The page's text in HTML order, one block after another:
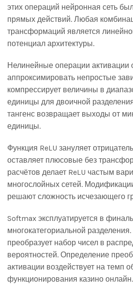
этих операций нейронная сеть
прямых действий. Любая
трансформаций является
потенциал архитектуры.
Нелинейные операции активации
аппроксимировать непростые
компрессирует величины в
единицы для двоичной
тангенс возвращает выходы от
единицы.
Функция ReLU зануляет
оставляет плюсовые без
расчётов делает ReLU частым
многослойных сетей.
решают сложность исчезающего
Softmax эксплуатируется в
многокатегориальной
преобразует набор чисел в
вероятностей. Определение
активации воздействует на темп
функционирования казино онлайн.